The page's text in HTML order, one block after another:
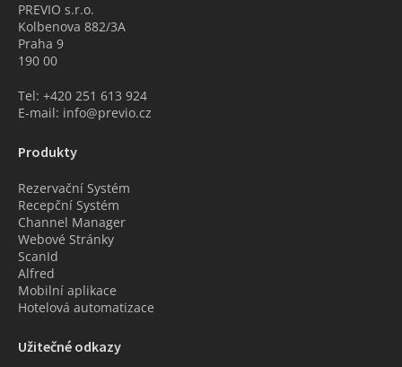
PREVIO s.r.o.
Kolbenova 882/3A
Praha 9
190 00
Tel: +420 251 613 924
E-mail: info@previo.cz
Produkty
Rezervační Systém
Recepční Systém
Channel Manager
Webové Stránky
ScanId
Alfred
Mobilní aplikace
Hotelová automatizace
Užitečné odkazy